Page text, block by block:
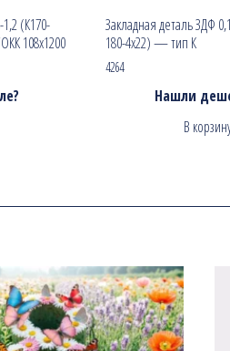
(К170-
108х1200
Закладная деталь ЗДФ
180-4х22) — тип К
4264
Нашли
В